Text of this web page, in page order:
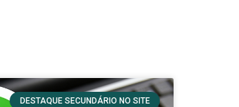
DESTAQUE SECUNDÁRIO NO SITE